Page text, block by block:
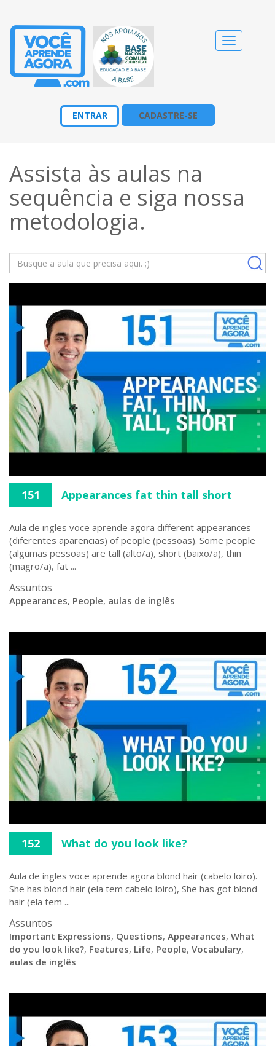
Alternar
navegação
ENTRAR CADASTRE-SE
Assista às aulas na
sequência e siga nossa
metodologia.
151 Appearances fat thin tall short
Aula de ingles voce aprende agora different appearances
(diferentes aparencias) of people (pessoas). Some people
(algumas pessoas) are tall (alto/a), short (baixo/a), thin
(magro/a), fat ...
Assuntos
Appearances, People, aulas de inglês
152 What do you look like?
Aula de ingles voce aprende agora blond hair (cabelo loiro).
She has blond hair (ela tem cabelo loiro), She has got blond
hair (ela tem ...
Assuntos
Important Expressions, Questions, Appearances, What
do you look like?, Features, Life, People, Vocabulary,
aulas de inglês